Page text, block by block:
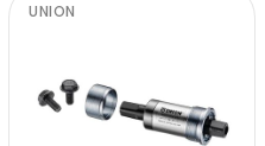
UNION